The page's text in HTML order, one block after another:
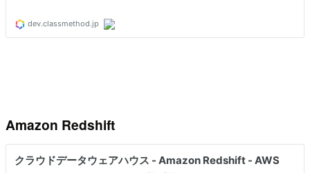
Amazon Redshift